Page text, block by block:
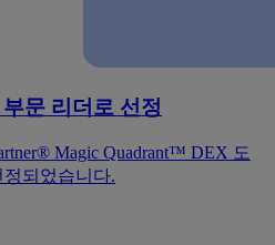
문 리더로 선정
Magic Quadrant™ DEX 도
되었습니다.